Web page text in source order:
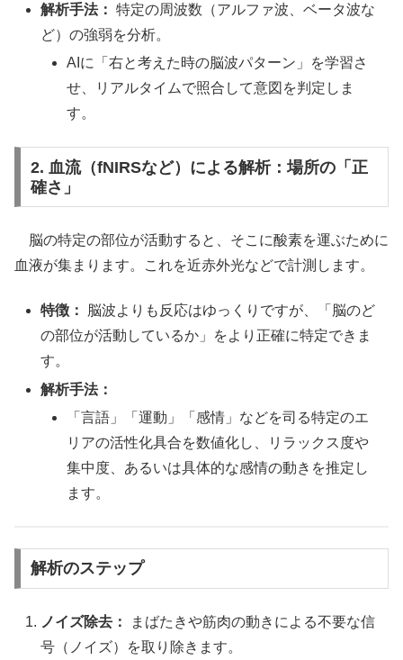
解析手法： 特定の周波数（アルファ波、ベータ波な
ど）の強弱を分析。
AIに「右と考えた時の脳波パターン」を学習さ
せ、リアルタイムで照合して意図を判定しま
す。
2. 血流（fNIRSなど）による解析：場所の「正
確さ」
脳の特定の部位が活動すると、そこに酸素を運ぶために
血液が集まります。これを近赤外光などで計測します。
特徴：
脳波よりも反応はゆっくりですが、「脳のど
の部位が活動しているか」をより正確に特定できま
す。
解析手法：
「言語」「運動」「感情」などを司る特定のエ
リアの活性化具合を数値化し、リラックス度や
集中度、あるいは具体的な感情の動きを推定し
ます。
解析のステップ
ノイズ除去：
まばたきや筋肉の動きによる不要な信
号（ノイズ）を取り除きます。